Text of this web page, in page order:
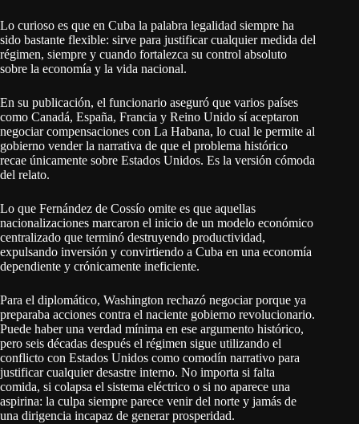
Lo curioso es que en Cuba la palabra legalidad siempre ha
sido bastante flexible: sirve para justificar cualquier medida del
régimen, siempre y cuando fortalezca su control absoluto
sobre la economía y la vida nacional.
En su publicación, el funcionario aseguró que varios países
como Canadá, España, Francia y Reino Unido sí aceptaron
negociar compensaciones con La Habana, lo cual le permite al
gobierno vender la narrativa de que el problema histórico
recae únicamente sobre Estados Unidos. Es la versión cómoda
del relato.
Lo que Fernández de Cossío omite es que aquellas
nacionalizaciones marcaron el inicio de un modelo económico
centralizado que terminó destruyendo productividad,
expulsando inversión y convirtiendo a Cuba en una economía
dependiente y crónicamente ineficiente.
Para el diplomático, Washington rechazó negociar porque ya
preparaba acciones contra el naciente gobierno revolucionario.
Puede haber una verdad mínima en ese argumento histórico,
pero seis décadas después el régimen sigue utilizando el
conflicto con Estados Unidos como comodín narrativo para
justificar cualquier desastre interno. No importa si falta
comida, si colapsa el sistema eléctrico o si no aparece una
aspirina: la culpa siempre parece venir del norte y jamás de
una dirigencia incapaz de generar prosperidad.